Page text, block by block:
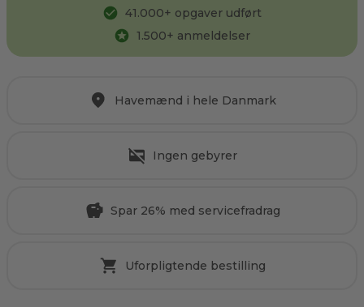
41.000+ opgaver udført
1.500+ anmeldelser
Havemænd i hele Danmark
Ingen gebyrer
Spar 26% med servicefradrag
Uforpligtende bestilling